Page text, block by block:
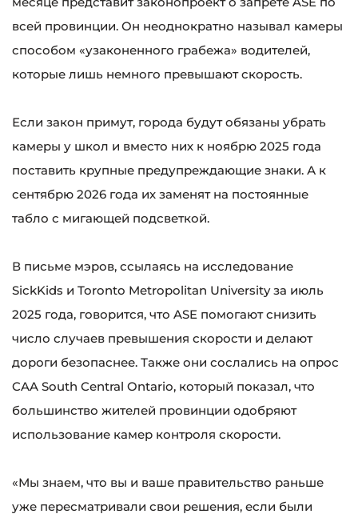
всей провинции. Он неоднократно называл камеры
способом «узаконенного грабежа» водителей,
которые лишь немного превышают скорость.
Если закон примут, города будут обязаны убрать
камеры у школ и вместо них к ноябрю 2025 года
поставить крупные предупреждающие знаки. А к
сентябрю 2026 года их заменят на постоянные
табло с мигающей подсветкой.
В письме мэров, ссылаясь на исследование
SickKids и Toronto Metropolitan University за июль
2025 года, говорится, что ASE помогают снизить
число случаев превышения скорости и делают
дороги безопаснее. Также они сослались на опрос
CAA South Central Ontario, который показал, что
большинство жителей провинции одобряют
использование камер контроля скорости.
«Мы знаем, что вы и ваше правительство раньше
уже пересматривали свои решения, если были